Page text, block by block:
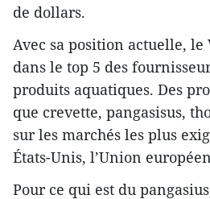
de dollars.
Avec sa position actuelle,
dans le top 5 des
produits aquatiques. Des
que crevette, pangasisus,
sur les marchés les plus
États-Unis, l’Union
Pour ce qui est du